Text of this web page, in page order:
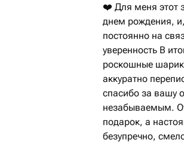
❤️ Для меня этот
днем рождения,
постоянно на
уверенность В
роскошные
аккуратно
спасибо за вашу
незабываемым.
подарок, а
безупречно,